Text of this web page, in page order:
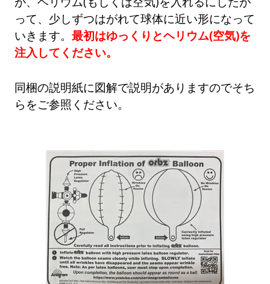
って、少しずつはがれて球体に近い形になって
いきます。最初はゆっくりとヘリウム(空気)を
注入してください。
同梱の説明紙に図解で説明がありますのでそち
らをご参照ください。